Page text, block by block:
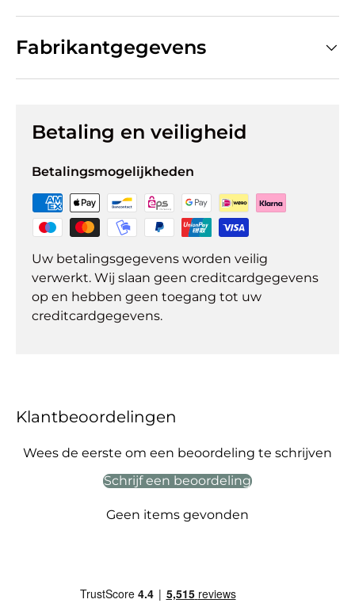
Fabrikantgegevens
Betaling en veiligheid
Betalingsmogelijkheden
Uw betalingsgegevens worden veilig
verwerkt. Wij slaan geen creditcardgegevens
op en hebben geen toegang tot uw
creditcardgegevens.
Klantbeoordelingen
Wees de eerste om een beoordeling te schrijven
Schrijf een beoordeling
Geen items gevonden